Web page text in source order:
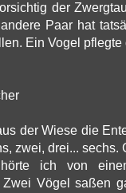
der
Paar hat
Ein Vogel
der Wiese die
zwei, drei...
hörte ich von
Zwei Vögel saßen